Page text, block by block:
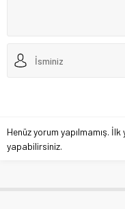
Henüz yorum yapılmamış.
yapabilirsiniz.